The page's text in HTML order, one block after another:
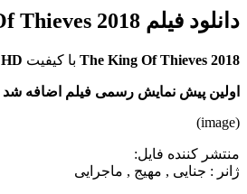
دانلود فیلم The King Of Thieves 2018
The King Of Thieves 2018 با کیفیت HD
اولین پیش نمایش رسمی فیلم اضافه شد
(image)
منتشر کننده فایل:
ژانر : جنایی , مهیج , ماجرایی